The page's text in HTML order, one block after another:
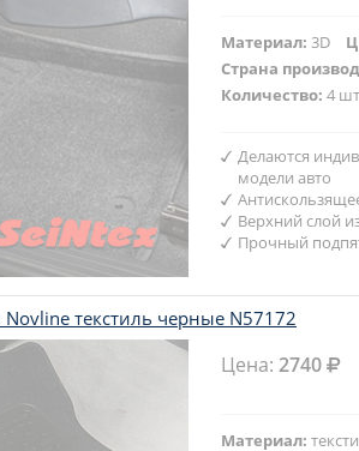
Материал:3D
Страна
Количество:4
Делаются
модели авто
Верхний слой
Прочный
текстиль черные N57172
Цена:2740
Материал: